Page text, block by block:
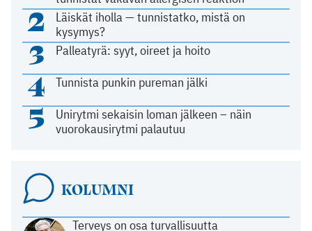
2
Läiskät iholla — tunnistatko, mistä on
kysymys?
3 Palleatyrä: syyt, oireet ja hoito
4 Tunnista punkin pureman jälki
5
Unirytmi sekaisin loman jälkeen – näin
vuorokausirytmi palautuu
KOLUMNI
Terveys on osa turvallisuutta